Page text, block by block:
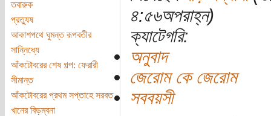
তবারুক
প্রত্যুষ
আকাশপথে ঘুমন্ত রূপবতীর
সান্নিধ্যে
আঁকটোবরের শেষ গল্প: ফেরারী
সীমান্ত
আঁকটোবরের প্রথম সপ্তাহে সরবত
খানের বিড়ম্বনা
৪:৫৬অপরাহ্ন)
ক্যাটেগরি:
অনুবাদ
জেরোম কে জেরোম
সববয়সী